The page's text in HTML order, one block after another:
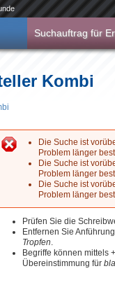
Suchauftrag für
Kombi
Die Suche ist
Problem länger
Die Suche ist
Problem länger
Die Suche ist
Problem länger
Prüfen Sie die
Entfernen Sie
Tropfen.
Begriffe können mittels
Übereinstimmung für